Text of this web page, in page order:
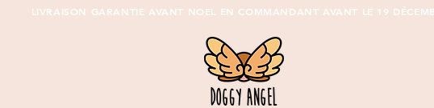
LIVRAISON GARANTIE AVANT NOEL EN COMMANDANT AVANT LE 19